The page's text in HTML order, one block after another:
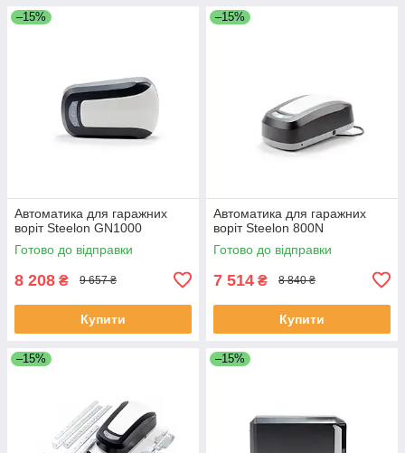
–15%
Автоматика для гаражних
воріт Steelon GN1000
Готово до відправки
8 208 ₴ 9 657 ₴
Купити
–15%
Автоматика для гаражних
воріт Steelon 800N
Готово до відправки
7 514 ₴ 8 840 ₴
Купити
–15% –15%